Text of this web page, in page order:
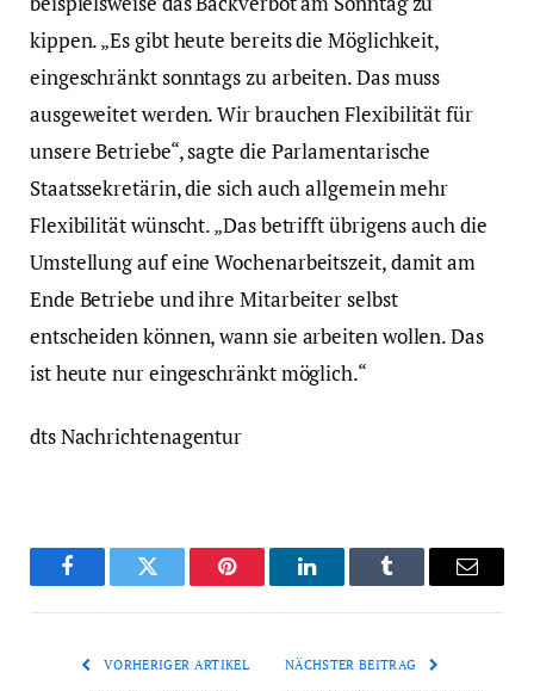
kippen. „Es gibt heute bereits die Möglichkeit,
eingeschränkt sonntags zu arbeiten. Das muss
ausgeweitet werden. Wir brauchen Flexibilität für
unsere Betriebe“, sagte die Parlamentarische
Staatssekretärin, die sich auch allgemein mehr
Flexibilität wünscht. „Das betrifft übrigens auch die
Umstellung auf eine Wochenarbeitszeit, damit am
Ende Betriebe und ihre Mitarbeiter selbst
entscheiden können, wann sie arbeiten wollen. Das
ist heute nur eingeschränkt möglich.“
dts Nachrichtenagentur
FacebookTwitter Pinterest LinkedInTumblr Email
VORHERIGER ARTIKEL NÄCHSTER BEITRAG